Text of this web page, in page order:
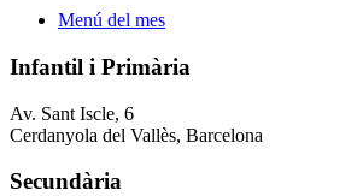
Menú del mes
Infantil i Primària
Av. Sant Iscle, 6
Cerdanyola del Vallès, Barcelona
Secundària